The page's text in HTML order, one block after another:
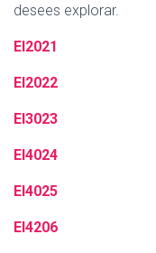
desees explorar.
EI2021
EI2022
EI3023
EI4024
EI4025
EI4206